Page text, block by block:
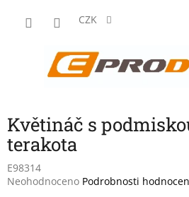
CZK
Květináč s
terakota
E98314
Průměrné
Neohodnoceno Podrobnosti